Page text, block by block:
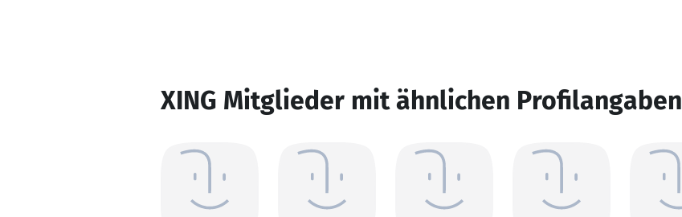
XING Mitglieder mit ähnlichen Profilangaben